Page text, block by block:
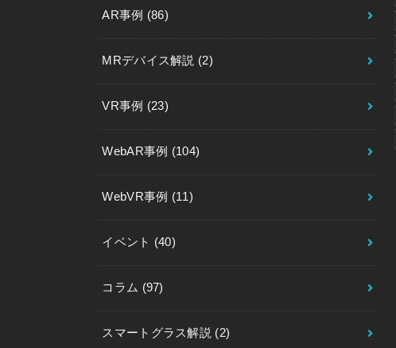
AR事例 (86)
MRデバイス解説 (2)
VR事例 (23)
WebAR事例 (104)
WebVR事例 (11)
イベント (40)
コラム (97)
スマートグラス解説 (2)